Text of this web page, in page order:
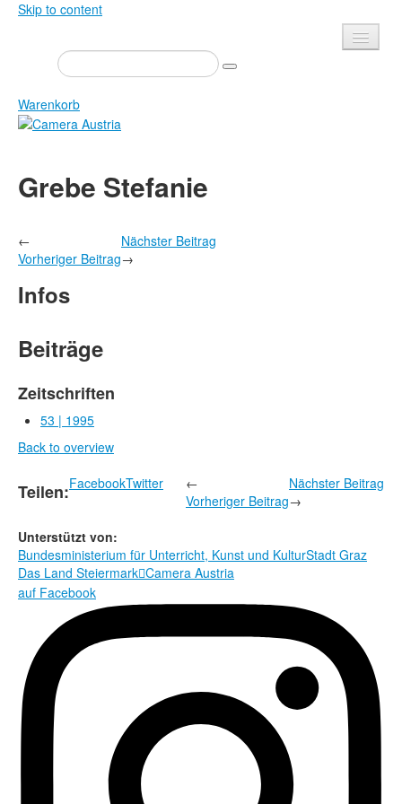
Skip to content
Presse
Veranstaltungen
Newsletter
Über uns
Shop
Warenkorb
Zeitschrift
Bücher
Camera Austria Preis
Rechtliche Informationen
Grebe Stefanie
←
Vorheriger Beitrag
Nächster Beitrag
→
Infos
Beiträge
Zeitschriften
53 | 1995
Back to overview
Teilen:FacebookTwitter
←
Vorheriger Beitrag
Nächster Beitrag
→
Unterstützt von:
Bundesministerium für Unterricht, Kunst und KulturStadt Graz
Das Land SteiermarkCamera Austria
auf Facebook